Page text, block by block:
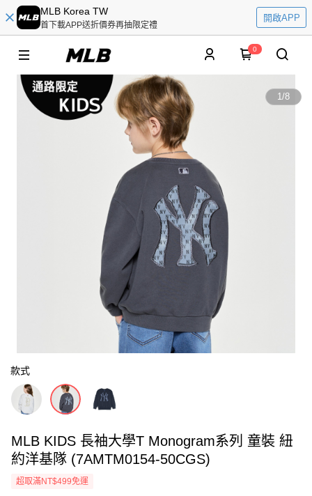
MLB Korea TW
首下載APP送折價券再抽限定禮
開啟APP
0
1/8
款式
MLB KIDS 長袖大學T Monogram系列 童裝 紐
約洋基隊 (7AMTM0154-50CGS)
超取滿NT$499免運